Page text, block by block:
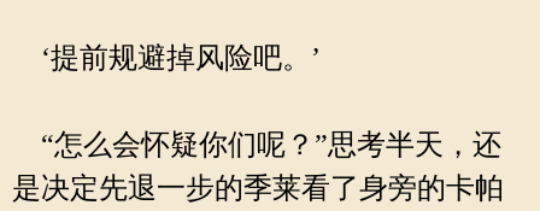
‘提前规避掉风险吧。’
“怎么会怀疑你们呢？”思考半天，还
是决定先退一步的季莱看了身旁的卡帕